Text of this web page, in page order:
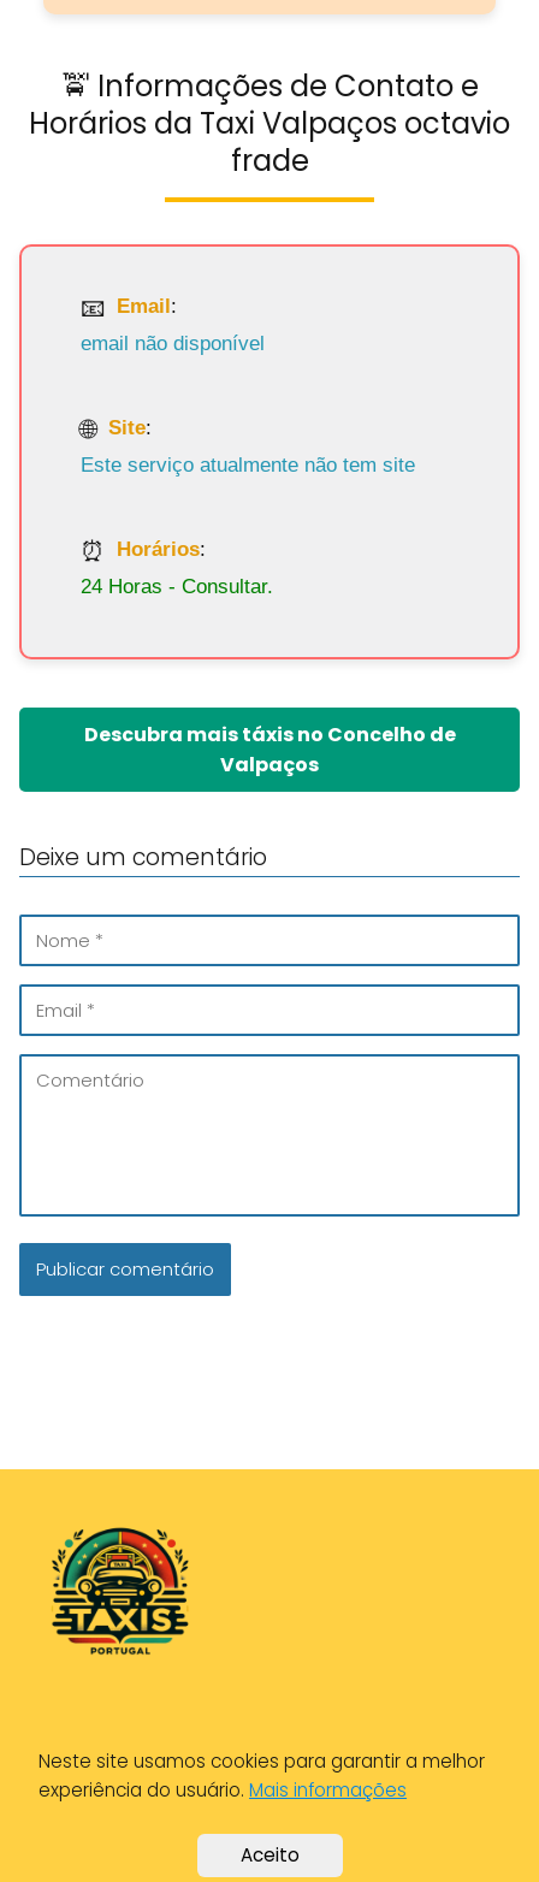
🚖 Informações de Contato e
Horários da Taxi Valpaços octavio
frade
Email:
email não disponível
Site:
Este serviço atualmente não tem site
Horários:
24 Horas - Consultar.
Descubra mais táxis no Concelho de
Valpaços
Deixe um comentário
Política de Privacidade
Política de Cookies
Neste site usamos cookies para garantir a melhor
experiência do usuário. Mais informações
Aceito